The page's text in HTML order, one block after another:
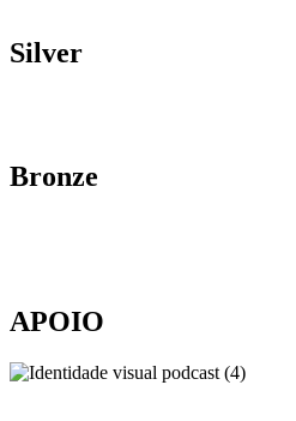
Silver
Bronze
APOIO